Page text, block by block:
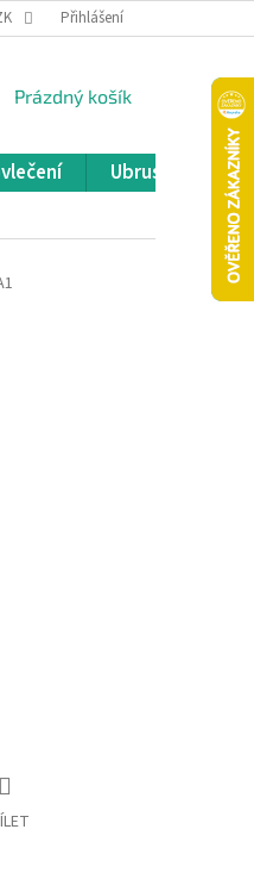
OBCHODNÍ PODMÍNKY
Přihlášení
NÁKUPNÍ
Prázdný košík
Ubrusy